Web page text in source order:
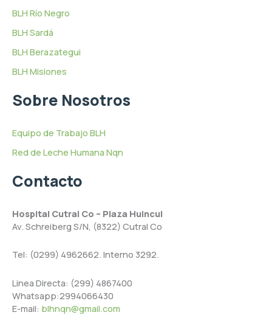
BLH Río Negro
BLH Sardá
BLH Berazategui
BLH Misiones
Sobre Nosotros
Equipo de Trabajo BLH
Red de Leche Humana Nqn
Contacto
Hospital Cutral Co – Plaza Huincul
Av. Schreiberg S/N, (8322) Cutral Co
Tel: (0299) 4962662. Interno 3292.
Linea Directa: (299) 4867400
Whatsapp:2994066430
E-mail: blhnqn@gmail.com